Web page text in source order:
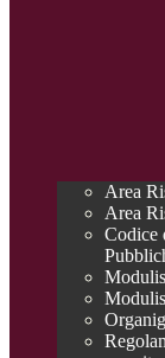
Area
Area
Codice